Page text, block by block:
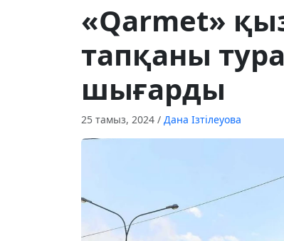
«Qarmet»
тапқаны
шығарды
25 тамыз, 2024 / Дана Ізтілеуова